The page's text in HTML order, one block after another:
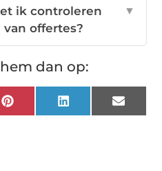
ik controleren
offertes?
▼
dan op:
Pinterest LinkedIn Email